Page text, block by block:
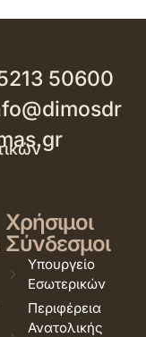
50600
Χρήσιμοι
Σύνδεσμοι
Υπουργείο
Εσωτερικών
Περιφέρεια
Ανατολικής